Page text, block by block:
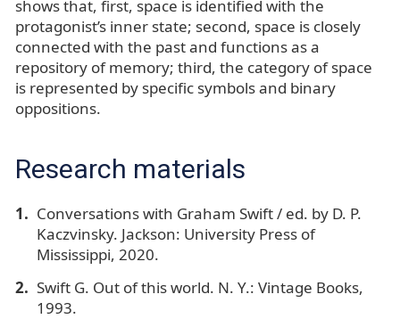
shows that, first, space is identified with the
protagonist’s inner state; second, space is closely
connected with the past and functions as a
repository of memory; third, the category of space
is represented by specific symbols and binary
oppositions.
Research materials
Conversations with Graham Swift / ed. by D. P.
Kaczvinsky. Jackson: University Press of
Mississippi, 2020.
Swift G. Out of this world. N. Y.: Vintage Books,
1993.